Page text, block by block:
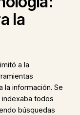
la
a la
la información. Se
todos
búsquedas